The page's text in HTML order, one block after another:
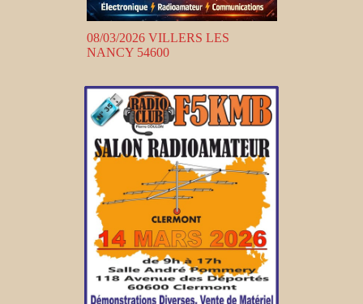
08/03/2026 VILLERS LES
NANCY 54600